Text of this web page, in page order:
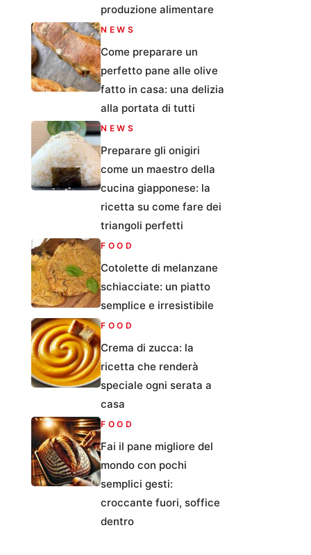
produzione alimentare
NEWS
Come preparare un
perfetto pane alle olive
fatto in casa: una delizia
alla portata di tutti
NEWS
Preparare gli onigiri
come un maestro della
cucina giapponese: la
ricetta su come fare dei
triangoli perfetti
FOOD
Cotolette di melanzane
schiacciate: un piatto
semplice e irresistibile
FOOD
Crema di zucca: la
ricetta che renderà
speciale ogni serata a
casa
FOOD
Fai il pane migliore del
mondo con pochi
semplici gesti:
croccante fuori, soffice
dentro